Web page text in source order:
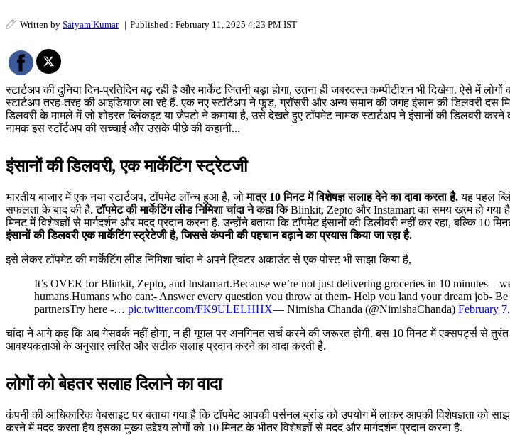
Written by Satyam Kumar | Published : February 11, 2025 4:23 PM IST
स्टार्टअप की दुनिया दिन-प्रतिदिन बढ़ रही है और मार्केट जितनी बड़ा होगा, उतना ही जबरदस्त कम्पीटीशन भी दिखेगा. ऐसे में
स्टार्टअप तरह-तरह की आइडियाज ला रहे हैं. एक नए स्टॉर्टअप ने फूड, ग्रॉसरी और अन्य समान की जगह इंसान की डिलवरी दस
डिलवरी के मामले में जो शोहरत ब्लिंकइट या जैपटो ने कमाया है, उसे देखते हुए टॉपमेट नामक स्टार्टअप ने इंसानों की डिलवरी करने
नामक इस स्टॉर्टअप की सच्चाई और उसके पीछे की कहानी...
इंसानों की डिलवरी, एक मार्केटिंग स्ट्रेटजी
भारतीय बाजार में एक नया स्टार्टअप, टॉपमेट लॉन्च हुआ है, जोमात्र 10 मिनट में विशेषज्ञ सलाह देने का दावा करता है.यह पहल
सफलता के बाद की है.टॉपमेट की मार्केटिंग लीड निमिशा चांदा ने कहा किBlinkit, Zepto और Instamart का समय खत्म हो गया है.
मिनट में विशेषज्ञों से मार्गदर्शन और मदद प्रदान करना है. उन्होंने बताया कि टॉपमेट इंसानों की डिलीवरी नहीं कर रहा, बल्कि 10
इंसानों की डिलवरी एक मार्केटिंग स्ट्रेटेजी है, जिससे कंपनी की पहचान बढ़ाने का प्रयास किया जा रहा है.
इसे लेकर टॉपमेट की मार्केटिंग लीड निमिशा चांदा ने अपने ट्विटर अकाउंट से एक पोस्ट भी साझा किया है,
It’s OVER for Blinkit, Zepto, and Instamart.Because we’re not just delivering groceries in 10
humans.Humans who can:- Answer every question you throw at them- Help you land your dream job- Be
partnersTry here -… pic.twitter.com/FK9ULELHHX— Nimisha Chanda (@NimishaChanda) February
चांदा ने आगे कह कि अब गेसवर्क नहीं होगा, न ही गूगल पर अनगिनत सर्च करने की जरूरत होगी. बस 10 मिनट में एक्सपर्ट्स से तुरंत
आवश्यकताओं के अनुसार त्वरित और सटीक सलाह प्रदान करने का वादा करती है.
लोगों को बेहतर सलाह दिलाने का वादा
कंपनी की आधिकारिक वेबसाइट पर बताया गया है कि टॉपमेट आपकी पर्सनल ब्रांड को उपयोग में लाकर आपकी विशेषज्ञता को
करने में मदद करता हैय इसका मुख्य उद्देश्य लोगों को 10 मिनट के भीतर विशेषज्ञों से मदद और मार्गदर्शन प्रदान करना है.